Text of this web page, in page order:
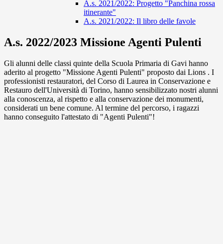
A.s. 2021/2022: Progetto "Panchina rossa
itinerante"
A.s. 2021/2022: Il libro delle favole
A.s. 2022/2023 Missione Agenti Pulenti
Gli alunni delle classi quinte della Scuola Primaria di Gavi hanno
aderito al progetto "Missione Agenti Pulenti" proposto dai Lions . I
professionisti restauratori, del Corso di Laurea in Conservazione e
Restauro dell'Università di Torino, hanno sensibilizzato nostri alunni
alla conoscenza, al rispetto e alla conservazione dei monumenti,
considerati un bene comune. Al termine del percorso, i ragazzi
hanno conseguito l'attestato di "Agenti Pulenti"!